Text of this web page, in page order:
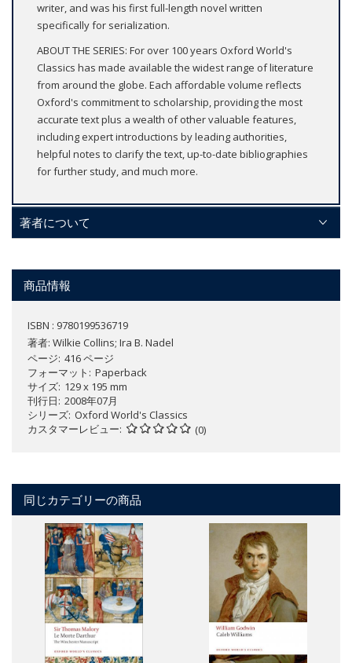
writer, and was his first full-length novel written
specifically for serialization.
ABOUT THE SERIES: For over 100 years Oxford World's
Classics has made available the widest range of literature
from around the globe. Each affordable volume reflects
Oxford's commitment to scholarship, providing the most
accurate text plus a wealth of other valuable features,
including expert introductions by leading authorities,
helpful notes to clarify the text, up-to-date bibliographies
for further study, and much more.
著者について
商品情報
ISBN : 9780199536719
著者: Wilkie Collins; Ira B. Nadel
ページ 416 ページ
フォーマット
Paperback
サイズ 129 x 195 mm
刊行日 2008年07月
シリーズ Oxford World's Classics
カスタマーレビュー
(0)
同じカテゴリーの商品